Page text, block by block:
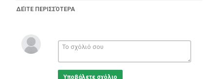
ΤΟ ΤΑΤΟΥΑΖ 2ος ΚΥΚΛΟΣ ΕΠ 24
ΔΕΊΤΕ ΠΕΡΙΣΣΌΤΕΡΑ
Υποβάλετε σχόλιο